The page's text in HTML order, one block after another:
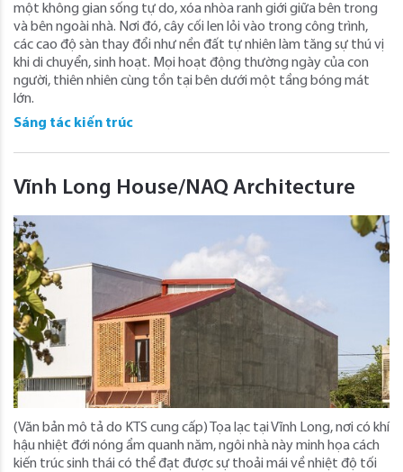
một không gian sống tự do, xóa nhòa ranh giới giữa bên trong
và bên ngoài nhà. Nơi đó, cây cối len lỏi vào trong công trình,
các cao độ sàn thay đổi như nền đất tự nhiên làm tăng sự thú vị
khi di chuyển, sinh hoạt. Mọi hoạt động thường ngày của con
người, thiên nhiên cùng tồn tại bên dưới một tầng bóng mát
lớn.
Sáng tác kiến trúc
Vĩnh Long House/NAQ Architecture
(Văn bản mô tả do KTS cung cấp) Tọa lạc tại Vĩnh Long, nơi có khí
hậu nhiệt đới nóng ẩm quanh năm, ngôi nhà này minh họa cách
kiến ​​trúc sinh thái có thể đạt được sự thoải mái về nhiệt độ tối